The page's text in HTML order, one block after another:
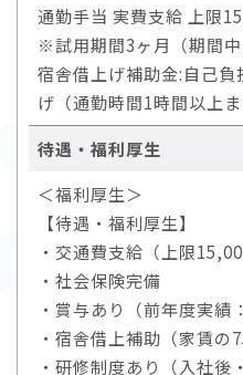
通勤手当 実費支給 上限
※試用期間3ヶ月（期間中
宿舎借上げ補助金:自己
げ（通勤時間1時間以上
待遇・福利厚生
＜福利厚生＞
【待遇・福利厚生】
・交通費支給（上限
・社会保険完備
・賞与あり（前年度実績
・宿舎借上補助（家賃の
・研修制度あり（入社後